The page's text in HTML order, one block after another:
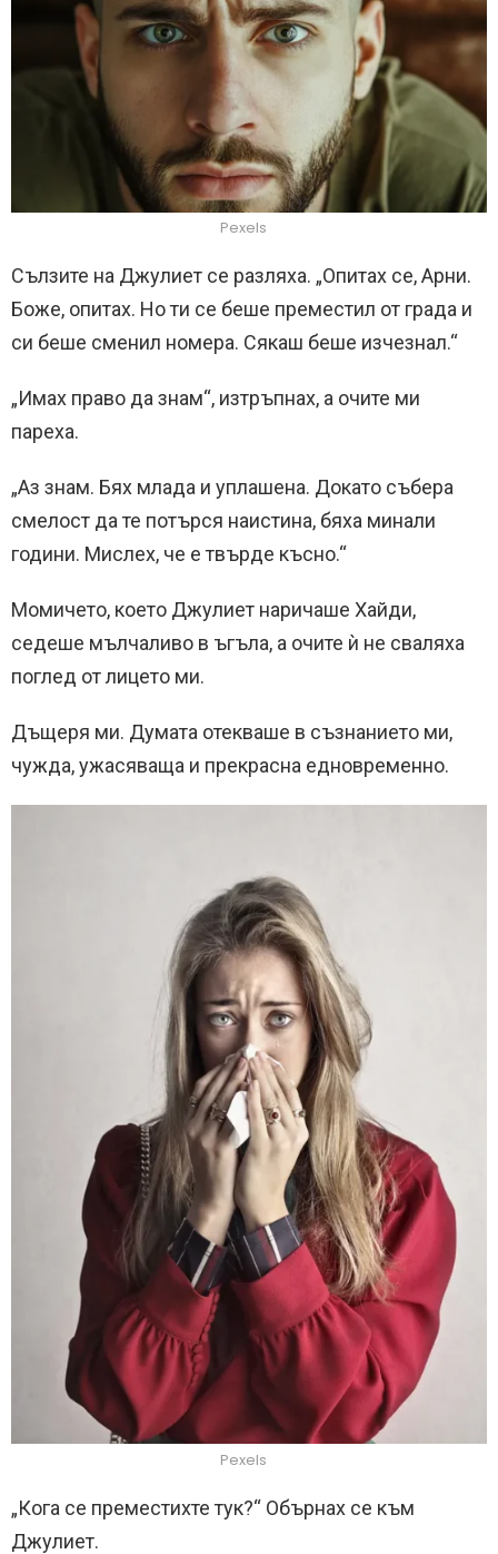
Pexels
Сълзите на Джулиет се разляха. „Опитах се, Арни.
Боже, опитах. Но ти се беше преместил от града и
си беше сменил номера. Сякаш беше изчезнал.“
„Имах право да знам“, изтръпнах, а очите ми
пареха.
„Аз знам. Бях млада и уплашена. Докато събера
смелост да те потърся наистина, бяха минали
години. Мислех, че е твърде късно.“
Момичето, което Джулиет наричаше Хайди,
седеше мълчаливо в ъгъла, а очите ѝ не сваляха
поглед от лицето ми.
Дъщеря ми. Думата отекваше в съзнанието ми,
чужда, ужасяваща и прекрасна едновременно.
Pexels
„Кога се преместихте тук?“ Обърнах се към
Джулиет.